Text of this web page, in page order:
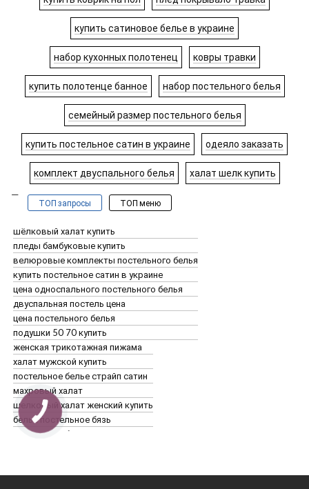
купить сатиновое белье в украине
набор кухонных полотенец ковры травки
купить полотенце банное набор постельного белья
семейный размер постельного белья
купить постельное сатин в украине одеяло заказать
комплект двуспального белья халат шелк купить
ТОП запросы ТОП меню
шёлковый халат купить
пледы бамбуковые купить
велюровые комплекты постельного белья
купить постельное сатин в украине
цена односпального постельного белья
двуспальная постель цена
цена постельного белья
подушки 50 70 купить
женская трикотажная пижама
халат мужской купить
постельное белье страйп сатин
махровый халат
шелковый халат женский купить
белье постельное бязь
постельное белье комплекты
полуторная постель купить